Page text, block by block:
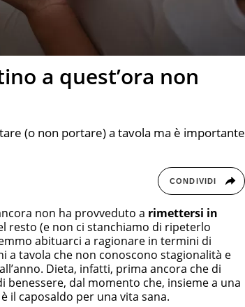
a quest’ora non
(o non portare) a tavola ma è importante
CONDIVIDI
non ha provveduto a rimettersi in
resto (e non ci stanchiamo di ripeterlo
abituarci a ragionare in termini di
a tavola che non conoscono stagionalità e
Dieta, infatti, prima ancora che di
dal momento che, insieme a una
il caposaldo per una vita sana.